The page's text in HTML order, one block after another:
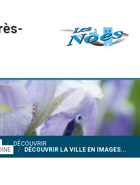
DÉCOUVRIR
DÉCOUVRIR LA VILLE EN IMAGES...